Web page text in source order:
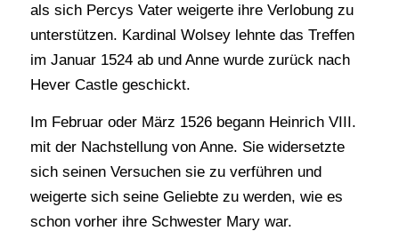
als sich Percys Vater weigerte ihre Verlobung zu
unterstützen. Kardinal Wolsey lehnte das Treffen
im Januar 1524 ab und Anne wurde zurück nach
Hever Castle geschickt.
Im Februar oder März 1526 begann Heinrich VIII.
mit der Nachstellung von Anne. Sie widersetzte
sich seinen Versuchen sie zu verführen und
weigerte sich seine Geliebte zu werden, wie es
schon vorher ihre Schwester Mary war.